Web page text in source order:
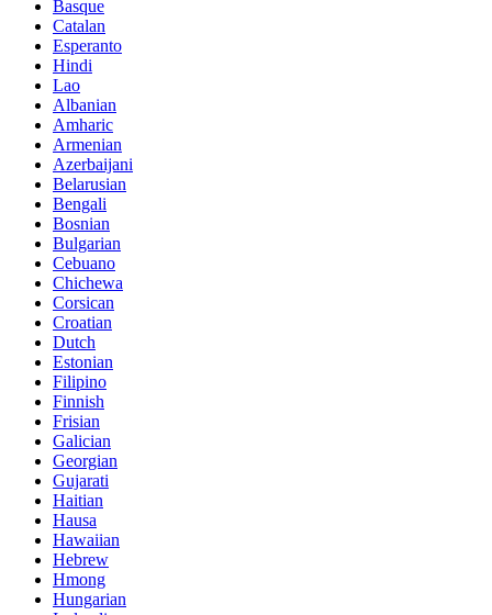
Basque
Catalan
Esperanto
Hindi
Lao
Albanian
Amharic
Armenian
Azerbaijani
Belarusian
Bengali
Bosnian
Bulgarian
Cebuano
Chichewa
Corsican
Croatian
Dutch
Estonian
Filipino
Finnish
Frisian
Galician
Georgian
Gujarati
Haitian
Hausa
Hawaiian
Hebrew
Hmong
Hungarian